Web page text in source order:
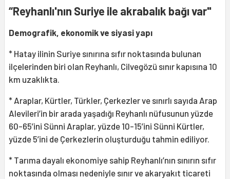
“Reyhanlı'nın Suriye ile akrabalık bağı var"
Demografik, ekonomik ve siyasi yapı
* Hatay ilinin Suriye sınırına sıfır noktasında bulunan
ilçelerinden biri olan Reyhanlı, Cilvegözü sınır kapısına 10
km uzaklıkta.
* Araplar, Kürtler, Türkler, Çerkezler ve sınırlı sayıda Arap
Alevileri’in bir arada yaşadığı Reyhanlı nüfusunun yüzde
60-65’ini Sünni Araplar, yüzde 10-15’ini Sünni Kürtler,
yüzde 5’ini de Çerkezlerin oluşturduğu tahmin ediliyor.
* Tarıma dayalı ekonomiye sahip Reyhanlı’nın sınırın sıfır
noktasında olması nedeniyle sınır ve akaryakıt ticareti